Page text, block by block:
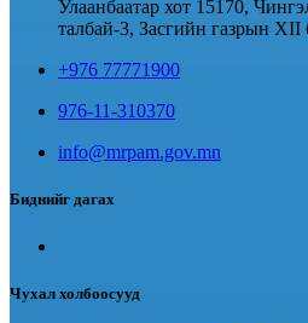
Улаанбаатар хот 15170,
талбай-3, Засгийн газрын
+976 77771900
976-11-310370
info@mrpam.gov.mn
Биднийг дагах
Чухал холбоосууд